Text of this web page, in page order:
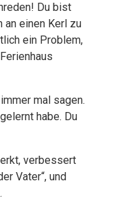
Du bist
an einen Kerl zu
ein Problem,
mal sagen.
habe. Du
verbessert
Vater“, und